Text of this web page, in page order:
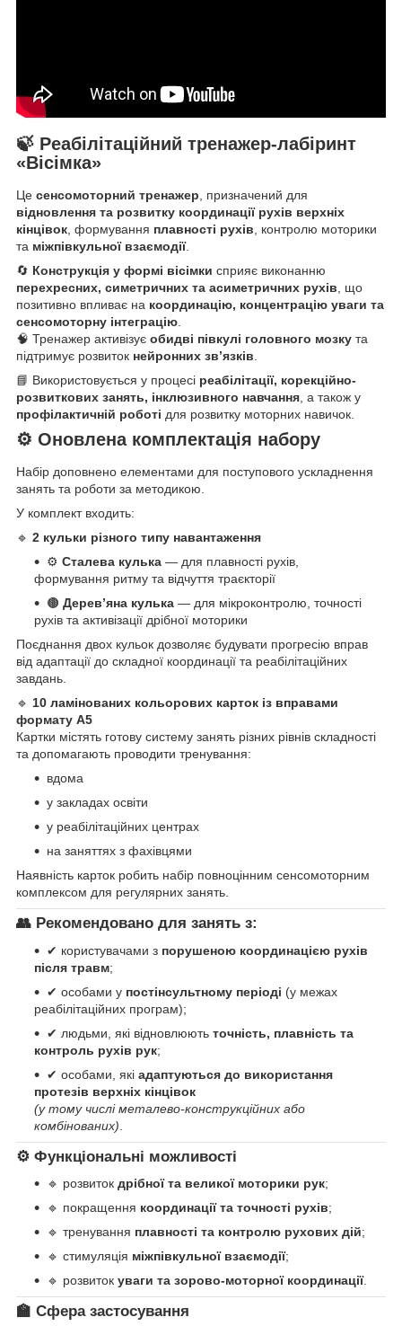
🍃 Реабілітаційний тренажер-лабіринт
«Вісімка»
Це сенсомоторний тренажер , призначений для
відновлення та розвитку координації рухів верхніх
кінцівок , формування плавності рухів , контролю моторики
та міжпівкульної взаємодії.
🔄 Конструкція у формі вісімки сприяє виконанню
перехресних, симетричних та асиметричних рухів , що
позитивно впливає на координацію, концентрацію уваги та
сенсомоторну інтеграцію
🧠 Тренажер активізує обидві півкулі головного мозку та
підтримує розвиток нейронних зв’язків
📘 Використовується у процесі реабілітації, корекційно-
розвиткових занять, інклюзивного навчання , а також у
профілактичній роботі для розвитку моторних навичок.
⚙️ Оновлена комплектація набору
Набір доповнено елементами для поступового ускладнення
занять та роботи за методикою.
У комплект входить:
🔹 2 кульки різного типу навантаження
⚙️ Сталева кулька — для плавності рухів,
формування ритму та відчуття траєкторії
🟤 Дерев’яна кулька — для мікроконтролю, точності
рухів та активізації дрібної моторики
Поєднання двох кульок дозволяє будувати прогресію вправ
від адаптації до складної координації та реабілітаційних
завдань.
🔹 10 ламінованих кольорових карток із вправами
формату А5
Картки містять готову систему занять різних рівнів складності
та допомагають проводити тренування:
вдома
у закладах освіти
у реабілітаційних центрах
на заняттях з фахівцями
Наявність карток робить набір повноцінним сенсомоторним
комплексом для регулярних занять.
👥 Рекомендовано для занять з:
✔ користувачами з порушеною координацією рухів
після травм;
✔ особами у постінсультному періоді (у межах
реабілітаційних програм);
✔ людьми, які відновлюють точність, плавність та
контроль рухів рук;
✔ особами, які адаптуються до використання
протезів верхніх кінцівок
(у тому числі металево-конструкційних або
комбінованих)
⚙️ Функціональні можливості
🔹 розвиток дрібної та великої моторики рук;
🔹 покращення координації та точності рухів;
🔹 тренування плавності та контролю рухових дій;
🔹 стимуляція міжпівкульної взаємодії;
🔹 розвиток уваги та зорово-моторної координації.
🏫 Сфера застосування